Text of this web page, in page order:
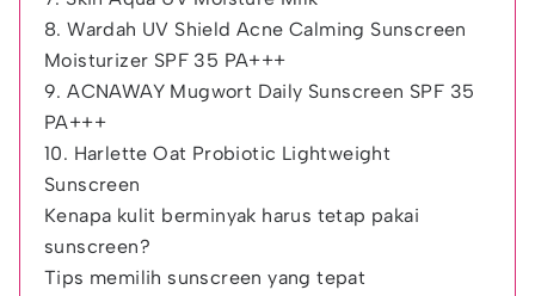
8. Wardah UV Shield Acne Calming Sunscreen
Moisturizer SPF 35 PA+++
9. ACNAWAY Mugwort Daily Sunscreen SPF 35
PA+++
10. Harlette Oat Probiotic Lightweight
Sunscreen
Kenapa kulit berminyak harus tetap pakai
sunscreen?
Tips memilih sunscreen yang tepat